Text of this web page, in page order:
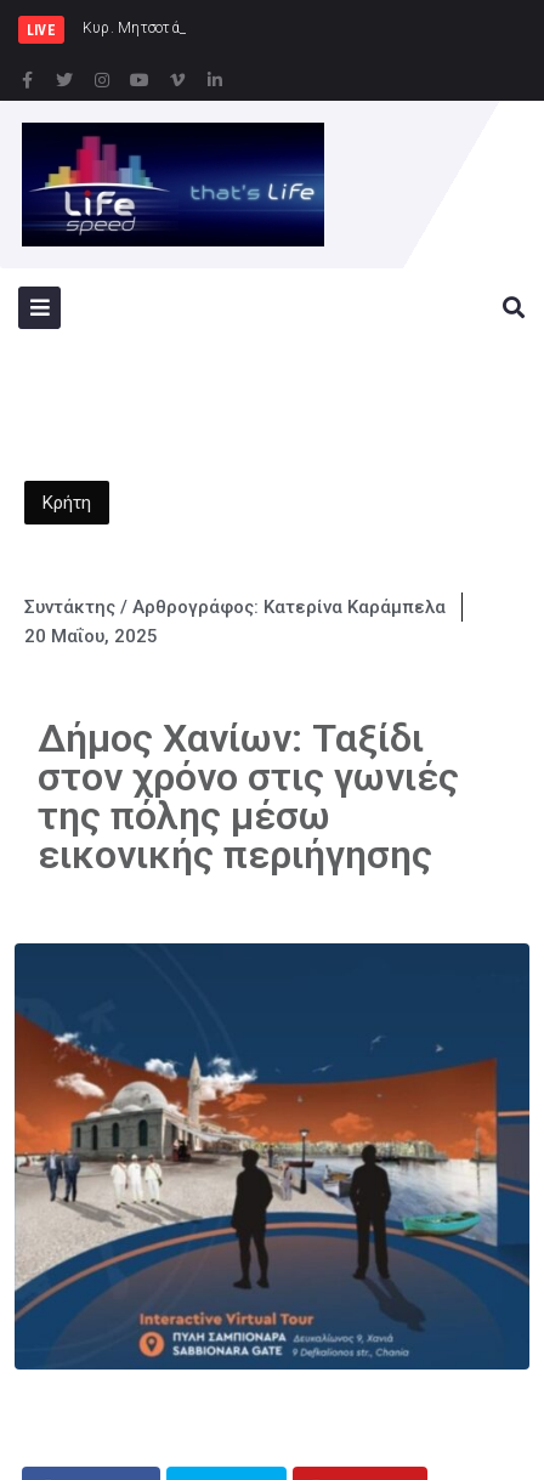
LIVE Κυρ. Μητσοτάκης: Η χώρα δεν μπορε
Κρήτη
Συντάκτης / Αρθρογράφος: Κατερίνα Καράμπελα
20 Μαΐου, 2025
Δήμος Χανίων: Ταξίδι
στον χρόνο στις γωνιές
της πόλης μέσω
εικονικής περιήγησης